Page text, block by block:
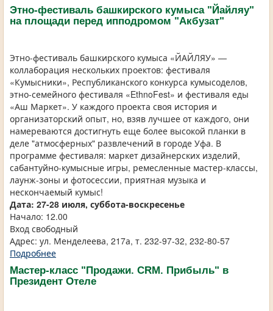
Этно-фестиваль башкирского кумыса "Йайляу"
на площади перед ипподромом "Акбузат"
Этно-фестиваль башкирского кумыса «ЙАЙЛЯУ» —
коллаборация нескольких проектов: фестиваля
«Кумысники», Республиканского конкурса кумысоделов,
этно-семейного фестиваля «EthnoFest» и фестиваля еды
«Аш Маркет». У каждого проекта своя история и
организаторский опыт, но, взяв лучшее от каждого, они
намереваются достигнуть еще более высокой планки в
деле "атмосферных" развлечений в городе Уфа. В
программе фестиваля: маркет дизайнерских изделий,
сабантуйно-кумысные игры, ремесленные мастер-классы,
лаунж-зоны и фотосессии, приятная музыка и
нескончаемый кумыс!
Дата: 27-28 июля, суббота-воскресенье
Начало: 12.00
Вход свободный
Адрес: ул. Менделеева, 217а, т. 232-97-32, 232-80-57
Подробнее
Мастер-класс "Продажи. CRM. Прибыль" в
Президент Отеле